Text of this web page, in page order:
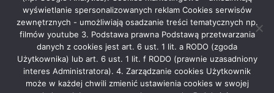
rekla­ma
reklama
wyświetlanie spersonalizowanych reklam Cookies serwisów
zewnętrznych - umożliwiają osadzanie treści tematycznych np.
filmów youtube 3. Podstawa prawna Podstawą przetwarzania
danych z cookies jest art. 6 ust. 1 lit. a RODO (zgoda
Użytkownika) lub art. 6 ust. 1 lit. f RODO (prawnie uzasadniony
interes Administratora). 4. Zarządzanie cookies Użytkownik
może w każdej chwili zmienić ustawienia cookies w swojej